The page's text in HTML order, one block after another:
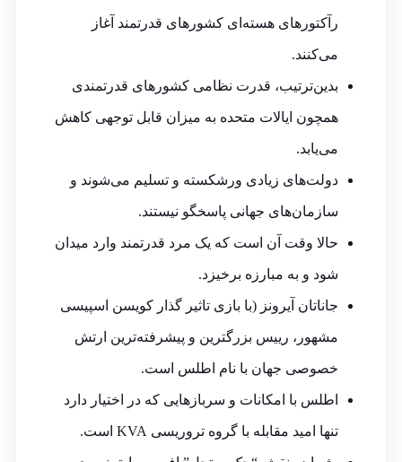
رآکتورهای هسته‌ای کشورهای قدرتمند آغاز
می‌کنند.
بدین‌ترتیب، قدرت نظامی کشورهای قدرتمندی
همچون ایالات متحده به میزان قابل توجهی کاهش
می‌یابد.
دولت‌های زیادی ورشکسته و تسلیم می‌شوند و
سازمان‌های جهانی پاسخگو نیستند.
حالا وقت آن است که یک مرد قدرتمند وارد میدان
شود و به مبارزه برخیزد.
جاناتان آیرونز (با بازی تاثیر گذار کویسن اسپیسی
مشهور، رییس بزرگترین و پیشرفته‌ترین ارتش
خصوصی جهان با نام اطلس است.
اطلس با امکانات و سربازهایی که در اختیار دارد
تنها امید مقابله با گروه تروریسی KVA است.